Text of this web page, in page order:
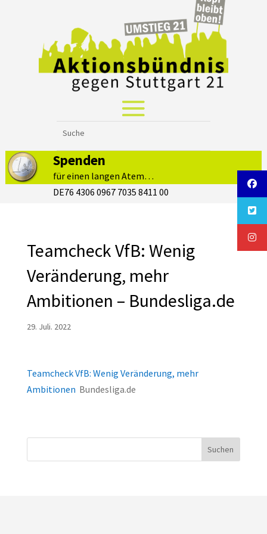
Spenden
für einen langen Atem…
DE76 4306 0967 7035 8411 00
Teamcheck VfB: Wenig
Veränderung, mehr
Ambitionen – Bundesliga.de
29. Juli. 2022
Teamcheck VfB: Wenig Veränderung, mehr
Ambitionen Bundesliga.de
Suchen